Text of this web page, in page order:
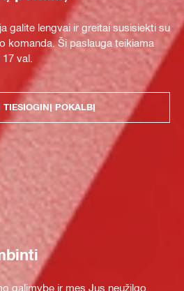
galite lengvai ir greitai susisiekti su
komanda. Ši paslauga teikiama
val.
TIESIOGINĮ POKALBĮ
galimybę ir mes Jus neužilgo